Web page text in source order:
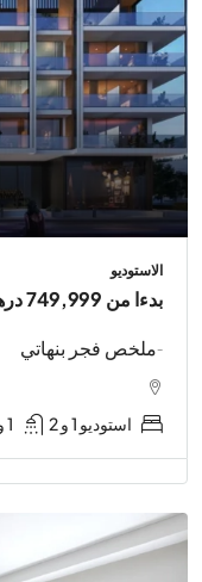
الاستوديو
بدءا من 749,999 درهم إماراتي
-ملخص فجر بنهاتي
استوديو 1 و 2 1 و 2